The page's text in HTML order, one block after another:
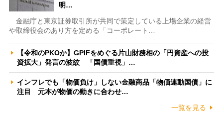
明…
金融庁と東京証券取引所が共同で策定している上場企業の経営
や取締役会のあり方を定める「コーポレート…
【令和のPKOか】GPIFをめぐる片山財務相の「円資産への投
資拡大」発言の波紋 「国債重視」…
インフレでも「物価負け」しない金融商品「物価連動国債」に
注目 元本が物価の動きに合わせ…
一覧を見る